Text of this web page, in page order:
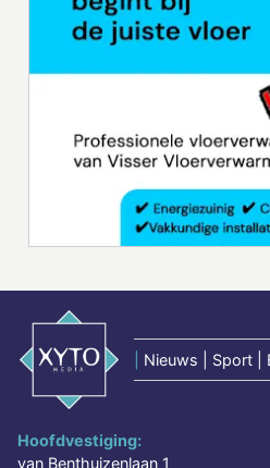
Nieuws | Sport |
Hoofdvestiging:
van Benthuizenlaan 1